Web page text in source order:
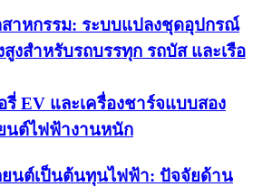
สาหกรรม: ระบบแปลงชุดอุปกรณ์
งสำหรับรถบรรทุก รถบัส และเรือ
รี่ EV และเครื่องชาร์จแบบสอง
นต์ไฟฟ้างานหนัก
ยนต์เป็นต้นทุนไฟฟ้า: ปัจจัยด้าน